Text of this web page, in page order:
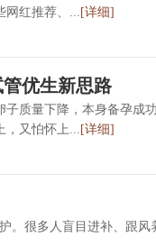
网红推荐、... [详细]
优生新思路
子质量下降，本身备孕成
，又怕怀上... [详细]
。很多人盲目进补、跟风